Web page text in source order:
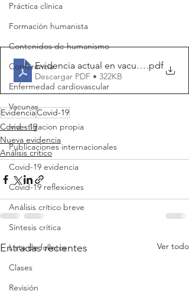
Práctica clínica
Formación humanista
Contenidos de humanismo
Conferencia
Enfermedad cardiovascular
Vacunas
Investigacion propia
Publicaciones internacionales
Covid-19 evidencia
Covid-19 reflexiones
Análisis crítico breve
Síntesis crítica
Lista de folletos
Clases
Revisión
Evidencia actual en vacunas.pdf
Descargar PDF • 322KB
EvidenciaCovid-19
Covid - 19
Nueva evidencia
Análisis crítico
Entradas recientes Ver todo